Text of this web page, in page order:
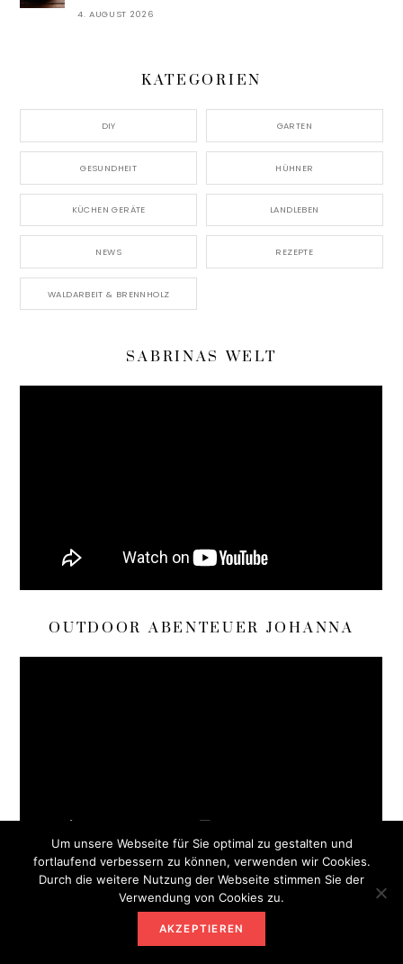
4. AUGUST 2026
KATEGORIEN
DIY GARTEN
GESUNDHEIT HÜHNER
KÜCHEN GERÄTE LANDLEBEN
NEWS REZEPTE
WALDARBEIT & BRENNHOLZ
SABRINAS WELT
OUTDOOR ABENTEUER JOHANNA
HEIMATWURZEL YOUTUBE
Um unsere Webseite für Sie optimal zu gestalten und
fortlaufend verbessern zu können, verwenden wir Cookies.
Durch die weitere Nutzung der Webseite stimmen Sie der
Verwendung von Cookies zu.
AKZEPTIEREN